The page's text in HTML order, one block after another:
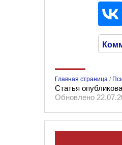
Главная страница /
Статья
Обновлено